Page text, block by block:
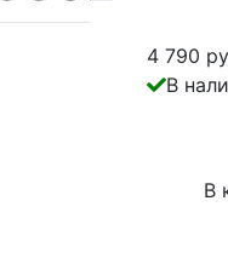
4 790
В
В